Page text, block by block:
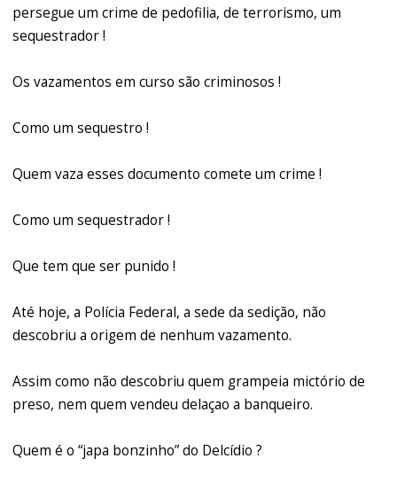
persegue um crime de pedofilia, de terrorismo, um
sequestrador !
Os vazamentos em curso são criminosos !
Como um sequestro !
Quem vaza esses documento comete um crime !
Como um sequestrador !
Que tem que ser punido !
Até hoje, a Polícia Federal, a sede da sedição, não
descobriu a origem de nenhum vazamento.
Assim como não descobriu quem grampeia mictório de
preso, nem quem vendeu delaçao a banqueiro.
Quem é o “japa bonzinho” do Delcídio ?